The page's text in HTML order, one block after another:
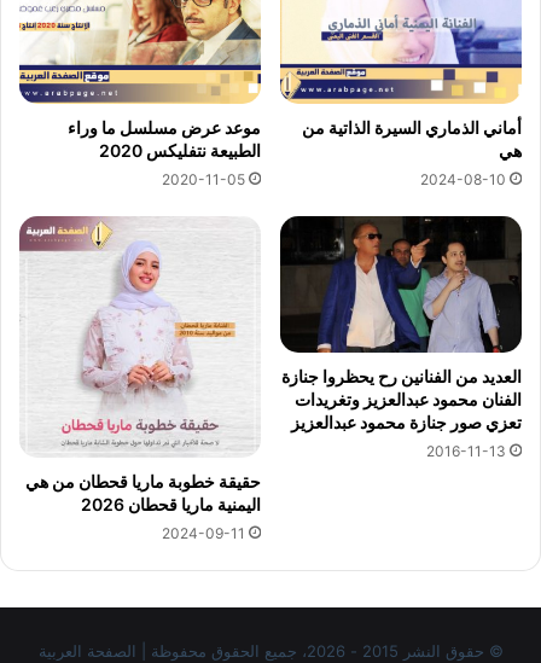
أماني الذماري السيرة الذاتية من
هي
2024-08-10
موعد عرض مسلسل ما وراء
الطبيعة نتفليكس 2020
2020-11-05
العديد من الفنانين رح يحظروا جنازة
الفنان محمود عبدالعزيز وتغريدات
تعزي صور جنازة محمود عبدالعزيز
2016-11-13
حقيقة خطوبة ماريا قحطان من هي
اليمنية ماريا قحطان 2026
2024-09-11
© حقوق النشر 2015 - 2026، جميع الحقوق محفوظة | الصفحة العربية